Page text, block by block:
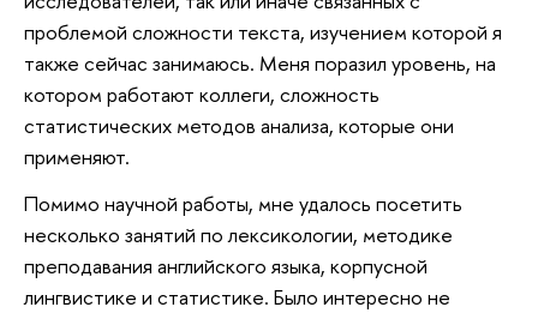
проблемой сложности текста, изучением которой я
также сейчас занимаюсь. Меня поразил уровень, на
котором работают коллеги, сложность
статистических методов анализа, которые они
применяют.
Помимо научной работы, мне удалось посетить
несколько занятий по лексикологии, методике
преподавания английского языка, корпусной
лингвистике и статистике. Было интересно не